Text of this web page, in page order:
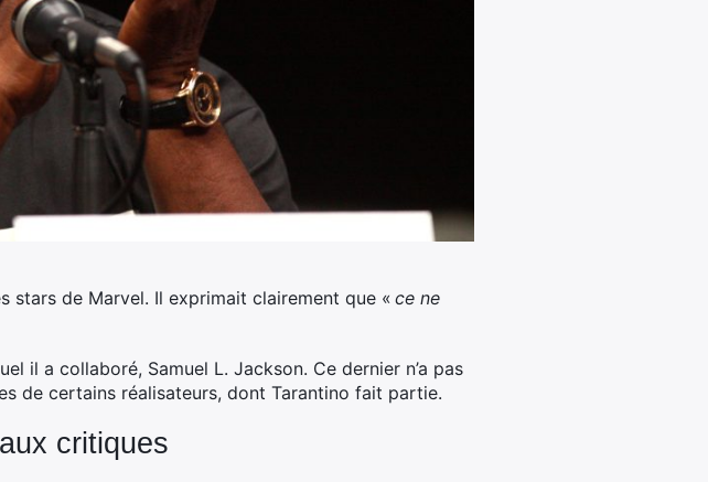
stars de Marvel. Il exprimait clairement que « ce ne
il a collaboré, Samuel L. Jackson. Ce dernier n’a pas
de certains réalisateurs, dont Tarantino fait partie.
critiques